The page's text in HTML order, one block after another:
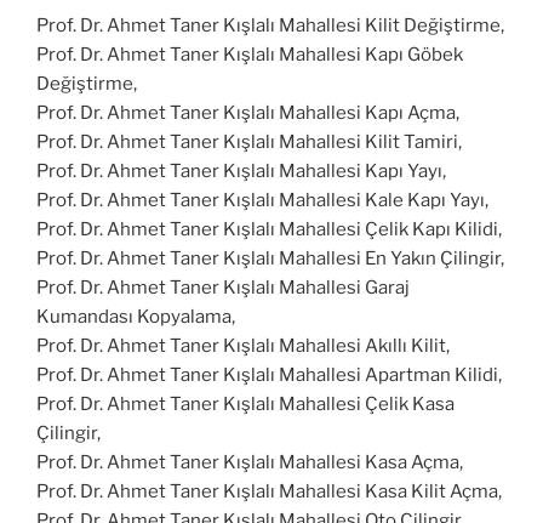
Prof. Dr. Ahmet Taner Kışlalı Mahallesi Kilit Değiştirme,
Prof. Dr. Ahmet Taner Kışlalı Mahallesi Kapı Göbek
Değiştirme,
Prof. Dr. Ahmet Taner Kışlalı Mahallesi Kapı Açma,
Prof. Dr. Ahmet Taner Kışlalı Mahallesi Kilit Tamiri,
Prof. Dr. Ahmet Taner Kışlalı Mahallesi Kapı Yayı,
Prof. Dr. Ahmet Taner Kışlalı Mahallesi Kale Kapı Yayı,
Prof. Dr. Ahmet Taner Kışlalı Mahallesi Çelik Kapı Kilidi,
Prof. Dr. Ahmet Taner Kışlalı Mahallesi En Yakın Çilingir,
Prof. Dr. Ahmet Taner Kışlalı Mahallesi Garaj
Kumandası Kopyalama,
Prof. Dr. Ahmet Taner Kışlalı Mahallesi Akıllı Kilit,
Prof. Dr. Ahmet Taner Kışlalı Mahallesi Apartman Kilidi,
Prof. Dr. Ahmet Taner Kışlalı Mahallesi Çelik Kasa
Çilingir,
Prof. Dr. Ahmet Taner Kışlalı Mahallesi Kasa Açma,
Prof. Dr. Ahmet Taner Kışlalı Mahallesi Kasa Kilit Açma,